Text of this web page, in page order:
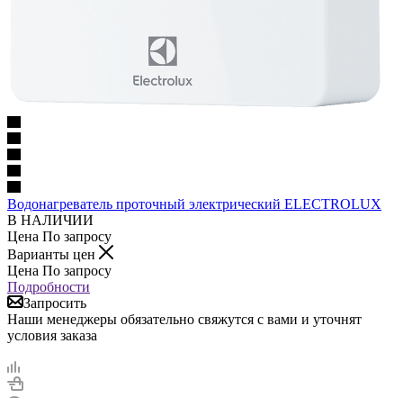
Водонагреватель проточный электрический ELECTROLUX
В НАЛИЧИИ
Цена По запросу
Варианты цен
Цена По запросу
Подробности
Запросить
Наши менеджеры обязательно свяжутся с вами и уточнят
условия заказа